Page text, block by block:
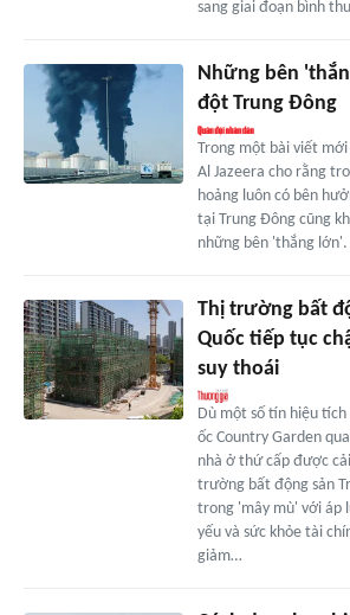
sang giai đoạn bình
Những bên
đột Trung Đông
Trong một bài viết
Al Jazeera cho rằng
hoảng luôn có bên
tại Trung Đông cũng
những bên 'thắng lớn'.
Thị trường bất
Quốc tiếp tục
suy thoái
Dù một số tín hiệu
ốc Country Garden
nhà ở thứ cấp được
trường bất động sản
trong 'mây mù' với áp
yếu và sức khỏe tài
giảm…